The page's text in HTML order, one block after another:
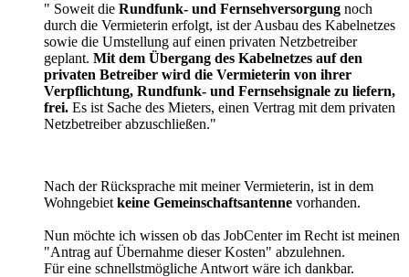
" Soweit die Rundfunk- und Fernsehversorgung noch
durch die Vermieterin erfolgt, ist der Ausbau des Kabelnetzes
sowie die Umstellung auf einen privaten Netzbetreiber
geplant. Mit dem Übergang des Kabelnetzes auf den
privaten Betreiber wird die Vermieterin von ihrer
Verpflichtung, Rundfunk- und Fernsehsignale zu liefern,
frei. Es ist Sache des Mieters, einen Vertrag mit dem privaten
Netzbetreiber abzuschließen."
Nach der Rücksprache mit meiner Vermieterin, ist in dem
Wohngebietkeine Gemeinschaftsantenne vorhanden.
Nun möchte ich wissen ob das JobCenter im Recht ist meinen
"Antrag auf Übernahme dieser Kosten" abzulehnen.
Für eine schnellstmögliche Antwort wäre ich dankbar.